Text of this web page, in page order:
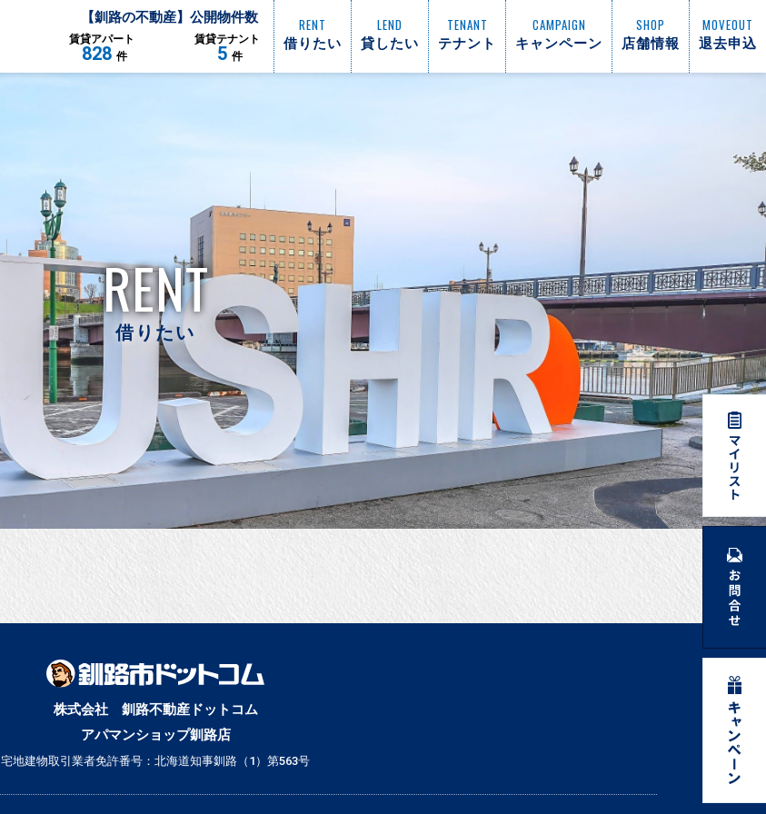
【釧路の不動産】公開物件数
賃貸アパート
828 件
賃貸テナント
5 件
RENT
借りたい
LEND
貸したい
TENANT
テナント
CAMPAIGN
キャンペーン
SHOP
店舗情報
MOVEOUT
退去申込
RENT
借りたい
株式会社 釧路不動産ドットコム
アパマンショップ釧路店
宅地建物取引業者免許番号：北海道知事釧路（1）第563号